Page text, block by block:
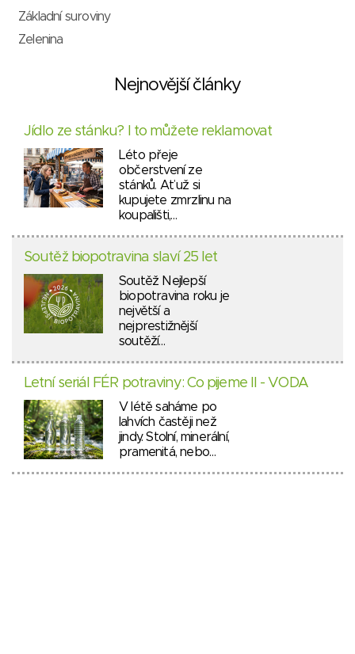
Základní suroviny
Zelenina
Nejnovější články
Jídlo ze stánku? I to můžete reklamovat
Léto přeje
občerstvení ze
stánků. Ať už si
kupujete zmrzlinu na
koupališti,…
Soutěž biopotravina slaví 25 let
Soutěž Nejlepší
biopotravina roku je
největší a
nejprestižnější
soutěží…
Letní seriál FÉR potraviny: Co pijeme II - VODA
V létě saháme po
lahvích častěji než
jindy. Stolní, minerální,
pramenitá, nebo…